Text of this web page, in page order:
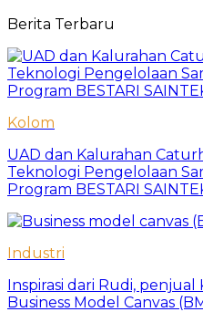
Berita Terbaru
Kolom
UAD dan Kalurahan
Teknologi Pengelolaan
Program BESTARI
Industri
Inspirasi dari Rudi,
Business Model Canvas